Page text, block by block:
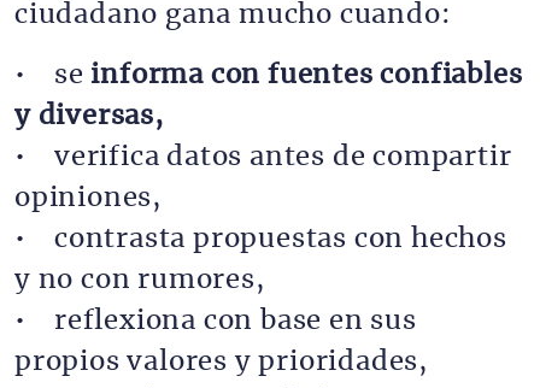
ciudadano gana mucho cuando:
• se informa con fuentes confiables
y diversas,
• verifica datos antes de compartir
opiniones,
• contrasta propuestas con hechos
y no con rumores,
• reflexiona con base en sus
propios valores y prioridades,